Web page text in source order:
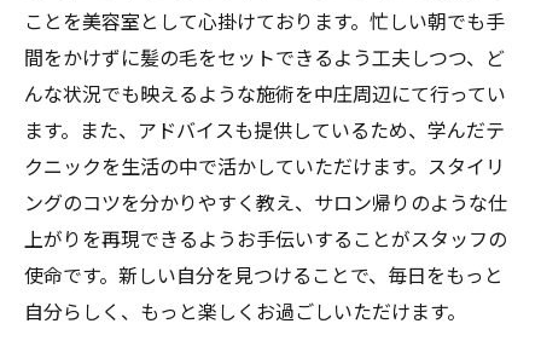
ことを美容室として心掛けております。忙しい朝でも手
間をかけずに髪の毛をセットできるよう工夫しつつ、ど
んな状況でも映えるような施術を中庄周辺にて行ってい
ます。また、アドバイスも提供しているため、学んだテ
クニックを生活の中で活かしていただけます。スタイリ
ングのコツを分かりやすく教え、サロン帰りのような仕
上がりを再現できるようお手伝いすることがスタッフの
使命です。新しい自分を見つけることで、毎日をもっと
自分らしく、もっと楽しくお過ごしいただけます。